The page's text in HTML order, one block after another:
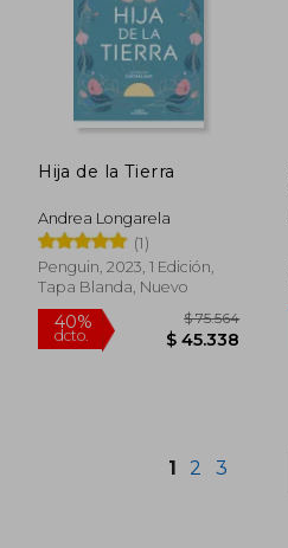
30%
dcto.
$ 75.870
$ 53.109
Hija de la Tierra
Andrea Longarela
(1)
Penguin, 2023, 1 Edición,
Tapa Blanda, Nuevo
1 2 3